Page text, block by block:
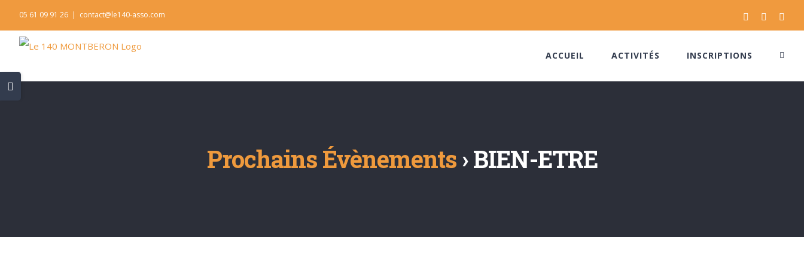
to
content
05 61 09 91 26 | contact@le140-asso.com FacebookInstagram
ACCUEIL ACTIVITÉS INSCRIPTIONS
Prochains Évènements› BIEN-ETRE
Toggle
Sliding